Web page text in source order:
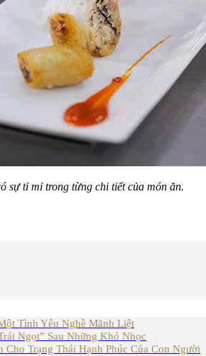
sự tỉ mỉ trong từng chi tiết của món ăn.
Tình Yêu Nghề Mãnh Liệt
Ngọt” Sau Những Khó Nhọc
Cho Trạng Thái Hạnh Phúc Của Con Người